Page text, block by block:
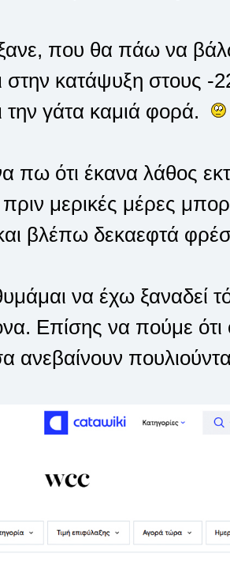
που θα πάω να
στην κατάψυξη στους
την γάτα καμιά φορά.
πω ότι έκανα λάθος
μερικές μέρες
βλέπω δεκαεφτά
να έχω ξαναδεί
Επίσης να πούμε ότι
ανεβαίνουν